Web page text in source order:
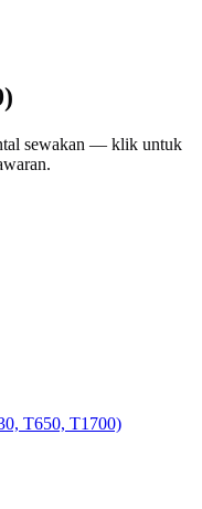
sewakan — klik untuk
T650, T1700)